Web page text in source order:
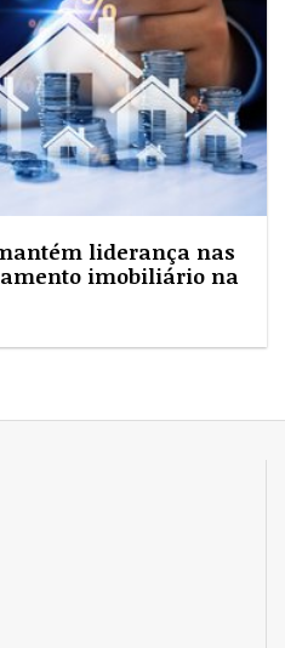
liderança nas
imobiliário na